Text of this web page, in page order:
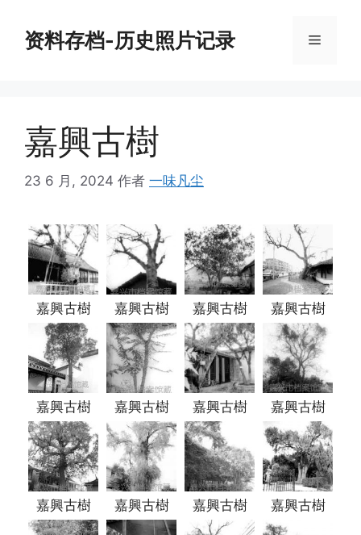
资料存档-历史照片记录 菜
嘉興古樹
23 6 月, 2024 作者 一味凡尘
嘉興古樹 嘉興古樹 嘉興古樹 嘉興古樹
嘉興古樹 嘉興古樹 嘉興古樹 嘉興古樹
嘉興古樹 嘉興古樹 嘉興古樹 嘉興古樹